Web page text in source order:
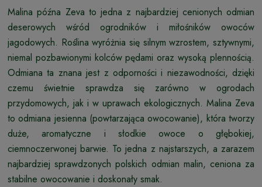
Malina późna Zeva to jedna z najbardziej cenionych odmian
deserowych wśród ogrodników i miłośników owoców
jagodowych. Roślina wyróżnia się silnym wzrostem, sztywnymi,
niemal pozbawionymi kolców pędami oraz wysoką plennością.
Odmiana ta znana jest z odporności i niezawodności, dzięki
czemu świetnie sprawdza się zarówno w ogrodach
przydomowych, jak i w uprawach ekologicznych. Malina Zeva
to odmiana jesienna (powtarzająca owocowanie), która tworzy
duże, aromatyczne i słodkie owoce o głębokiej,
ciemnoczerwonej barwie. To jedna z najstarszych, a zarazem
najbardziej sprawdzonych polskich odmian malin, ceniona za
stabilne owocowanie i doskonały smak.